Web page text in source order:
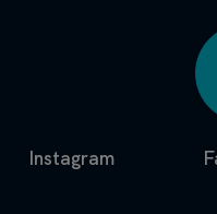
Instagram